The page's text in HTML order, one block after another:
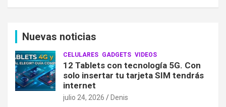
Nuevas noticias
CELULARES GADGETS VIDEOS
12 Tablets con tecnología 5G. Con
solo insertar tu tarjeta SIM tendrás
internet
julio 24, 2026 Denis